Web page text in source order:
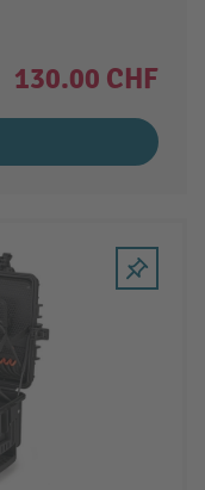
130.00 CHF